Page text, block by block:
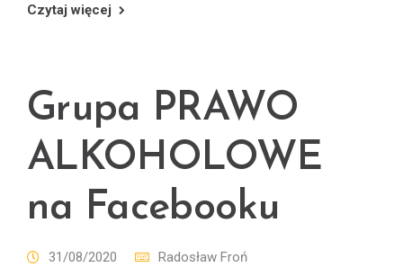
Czytaj więcej
Grupa PRAWO
ALKOHOLOWE
na Facebooku
31/08/2020
Radosław Froń